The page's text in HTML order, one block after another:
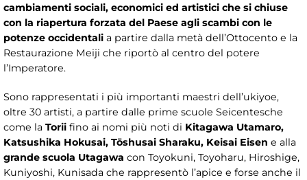
cambiamenti sociali, economici ed artistici che si chiuse
con la riapertura forzata del Paese agli scambi con le
potenze occidentali a partire dalla metà dell’Ottocento e la
Restaurazione Meiji che riportò al centro del potere
l’Imperatore.
Sono rappresentati i più importanti maestri dell’ukiyoe,
oltre 30 artisti, a partire dalle prime scuole Seicentesche
come la Torii fino ai nomi più noti di Kitagawa Utamaro,
Katsushika Hokusai, Tōshusai Sharaku, Keisai Eisen e alla
grande scuola Utagawa con Toyokuni, Toyoharu, Hiroshige,
Kuniyoshi, Kunisada che rappresentò l’apice e forse anche il